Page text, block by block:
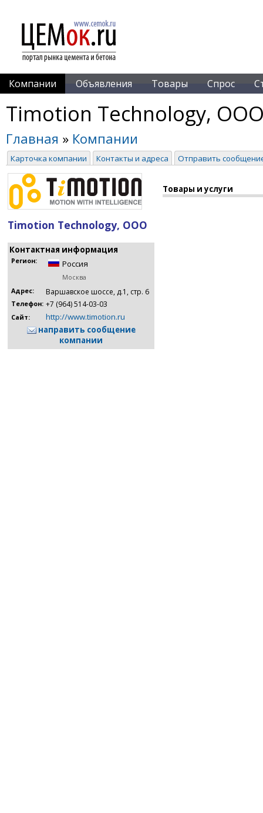
Компании Объявления Товары Спрос
Timotion Technology,
Главная » Компании
Карточка компании Контакты и адреса Отправить
Timotion Technology, ООО
Контактная информация
Регион: Россия
Москва
Адрес:
Варшавское шоссе, д.1, стр. 6
Телефон: +7 (964) 514-03-03
Сайт:
http://www.timotion.ru
направить сообщение
компании
Товары и услуги